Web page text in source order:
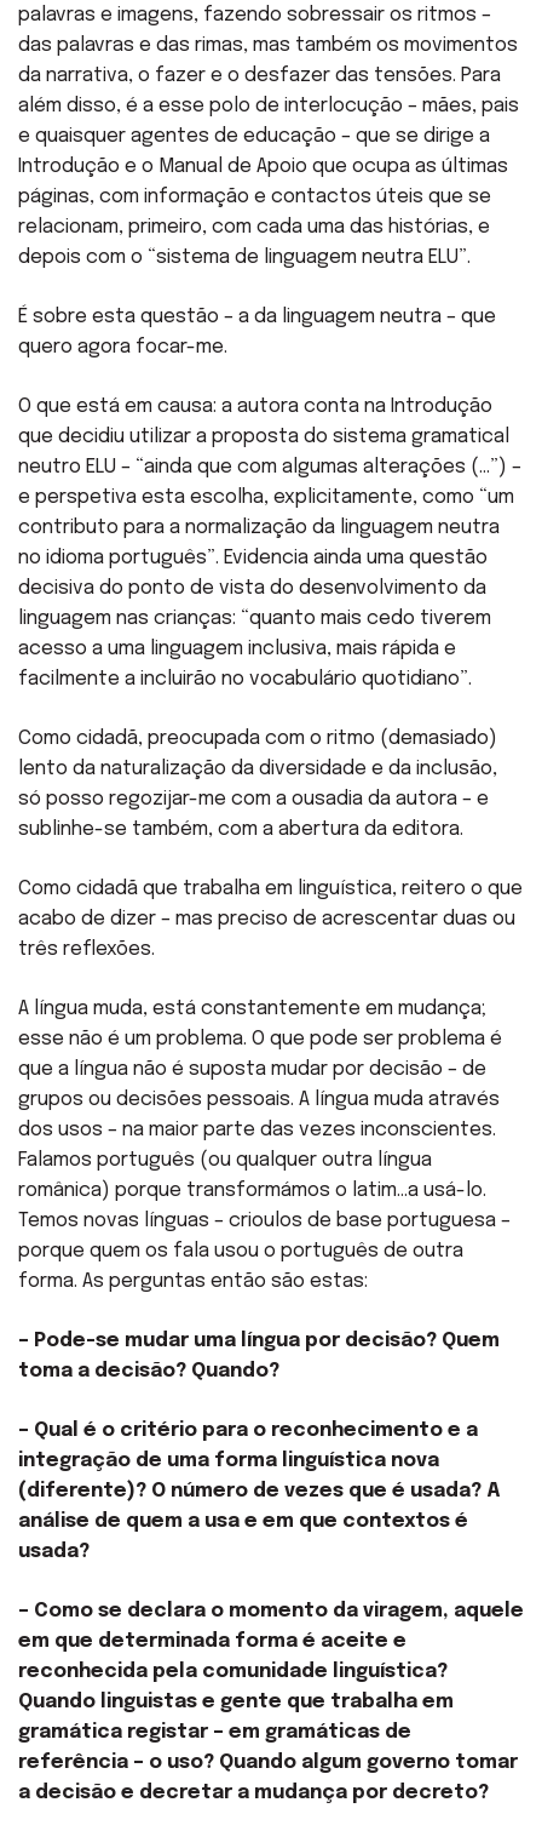
palavras e imagens, fazendo sobressair os ritmos –
das palavras e das rimas, mas também os movimentos
da narrativa, o fazer e o desfazer das tensões. Para
além disso, é a esse polo de interlocução – mães, pais
e quaisquer agentes de educação – que se dirige a
Introdução e o Manual de Apoio que ocupa as últimas
páginas, com informação e contactos úteis que se
relacionam, primeiro, com cada uma das histórias, e
depois com o “sistema de linguagem neutra ELU”.
É sobre esta questão – a da linguagem neutra – que
quero agora focar-me.
O que está em causa: a autora conta na Introdução
que decidiu utilizar a proposta do sistema gramatical
neutro ELU – “ainda que com algumas alterações (…”) –
e perspetiva esta escolha, explicitamente, como “um
contributo para a normalização da linguagem neutra
no idioma português”. Evidencia ainda uma questão
decisiva do ponto de vista do desenvolvimento da
linguagem nas crianças: “quanto mais cedo tiverem
acesso a uma linguagem inclusiva, mais rápida e
facilmente a incluirão no vocabulário quotidiano”.
Como cidadã, preocupada com o ritmo (demasiado)
lento da naturalização da diversidade e da inclusão,
só posso regozijar-me com a ousadia da autora – e
sublinhe-se também, com a abertura da editora.
Como cidadã que trabalha em linguística, reitero o que
acabo de dizer – mas preciso de acrescentar duas ou
três reflexões.
A língua muda, está constantemente em mudança;
esse não é um problema. O que pode ser problema é
que a língua não é suposta mudar por decisão – de
grupos ou decisões pessoais. A língua muda através
dos usos – na maior parte das vezes inconscientes.
Falamos português (ou qualquer outra língua
românica) porque transformámos o latim…a usá-lo.
Temos novas línguas – crioulos de base portuguesa –
porque quem os fala usou o português de outra
forma. As perguntas então são estas:
– Pode-se mudar uma língua por decisão? Quem
toma a decisão? Quando?
– Qual é o critério para o reconhecimento e a
integração de uma forma linguística nova
(diferente)? O número de vezes que é usada? A
análise de quem a usa e em que contextos é
usada?
– Como se declara o momento da viragem, aquele
em que determinada forma é aceite e
reconhecida pela comunidade linguística?
Quando linguistas e gente que trabalha em
gramática registar – em gramáticas de
referência – o uso? Quando algum governo tomar
a decisão e decretar a mudança por decreto?